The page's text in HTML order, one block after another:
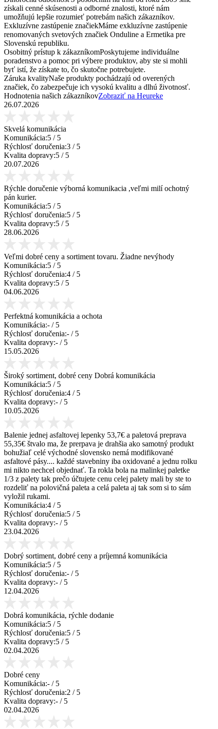
získali cenné skúsenosti a odborné znalosti, ktoré nám
umožňujú lepšie rozumieť potrebám našich zákazníkov.
Exkluzívne zastúpenie značiekMáme exkluzívne zastúpenie
renomovaných svetových značiek Onduline a Ermetika pre
Slovenskú republiku.
Osobitný prístup k zákazníkomPoskytujeme individuálne
poradenstvo a pomoc pri výbere produktov, aby ste si mohli
byť istí, že získate to, čo skutočne potrebujete.
Záruka kvalityNaše produkty pochádzajú od overených
značiek, čo zabezpečuje ich vysokú kvalitu a dlhú životnosť.
Hodnotenia našich zákazníkovZobraziť na Heureke
26.07.2026
Skvelá komunikácia
Komunikácia:5 / 5
Rýchlosť doručenia:3 / 5
Kvalita dopravy:5 / 5
20.07.2026
Rýchle doručenie výborná komunikacia ,veľmi milí ochotný
pán kurier.
Komunikácia:5 / 5
Rýchlosť doručenia:5 / 5
Kvalita dopravy:5 / 5
28.06.2026
Veľmi dobré ceny a sortiment tovaru. Žiadne nevýhody
Komunikácia:5 / 5
Rýchlosť doručenia:4 / 5
Kvalita dopravy:5 / 5
04.06.2026
Perfektná komunikácia a ochota
Komunikácia:- / 5
Rýchlosť doručenia:- / 5
Kvalita dopravy:- / 5
15.05.2026
Široký sortiment, dobré ceny Dobrá komunikácia
Komunikácia:5 / 5
Rýchlosť doručenia:4 / 5
Kvalita dopravy:- / 5
10.05.2026
Balenie jednej asfaltovej lepenky 53,7€ a paletová preprava
55,35€ štvalo ma, že prerpava je drahšia ako samotný produkt
bohužiaľ celé východné slovensko nemá modifikované
asfaltové pásy.... každé stavebniny iba oxidované a jednu rolku
mi nikto nechcel objednať. Ta rokla bola na malinkej paletke
1/3 z palety tak prečo účtujete cenu celej palety mali by ste to
rozdeliť na polovičná paleta a celá paleta aj tak som si to sám
vyložil rukami.
Komunikácia:4 / 5
Rýchlosť doručenia:5 / 5
Kvalita dopravy:- / 5
23.04.2026
Dobrý sortiment, dobré ceny a príjemná komunikácia
Komunikácia:5 / 5
Rýchlosť doručenia:- / 5
Kvalita dopravy:- / 5
12.04.2026
Dobrá komunikácia, rýchle dodanie
Komunikácia:5 / 5
Rýchlosť doručenia:5 / 5
Kvalita dopravy:5 / 5
02.04.2026
Dobré ceny
Komunikácia:- / 5
Rýchlosť doručenia:2 / 5
Kvalita dopravy:- / 5
02.04.2026